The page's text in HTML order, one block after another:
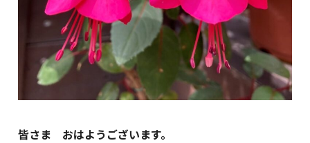
皆さま おはようございます。